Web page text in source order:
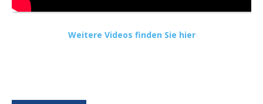
Weitere Videos finden Sie hier